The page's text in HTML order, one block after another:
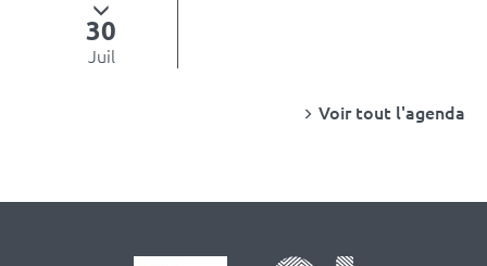
30
Juil
Voir tout l'agenda